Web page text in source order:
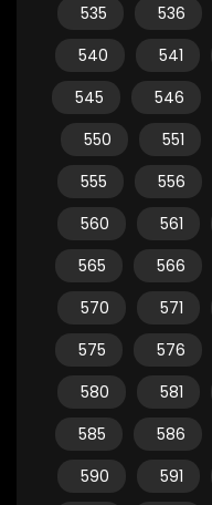
535
536
540
541
545
546
550
551
555
556
560
561
565
566
570
571
575
576
580
581
585
586
590
591